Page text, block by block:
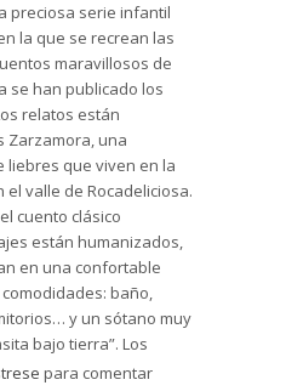
preciosa serie infantil
la que se recrean las
maravillosos de
se han publicado los
relatos están
Zarzamora, una
liebres que viven en la
el valle de Rocadeliciosa.
cuento clásico
están humanizados,
en una confortable
baño,
y un sótano muy
bajo tierra”. Los
familia numerosa
para comentar